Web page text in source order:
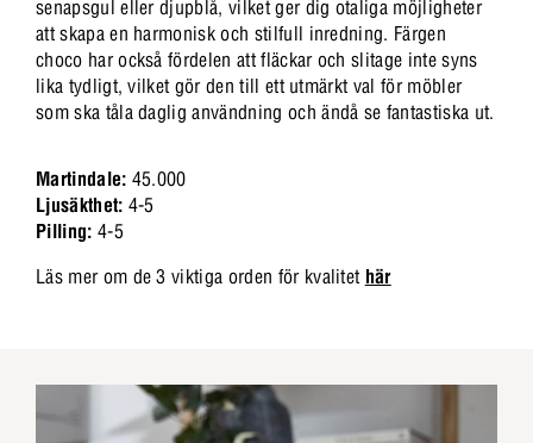
senapsgul eller djupblå, vilket ger dig otaliga möjligheter
att skapa en harmonisk och stilfull inredning. Färgen
choco har också fördelen att fläckar och slitage inte syns
lika tydligt, vilket gör den till ett utmärkt val för möbler
som ska tåla daglig användning och ändå se fantastiska ut.
Martindale: 45.000
Ljusäkthet: 4-5
Pilling: 4-5
Läs mer om de 3 viktiga orden för kvalitet här